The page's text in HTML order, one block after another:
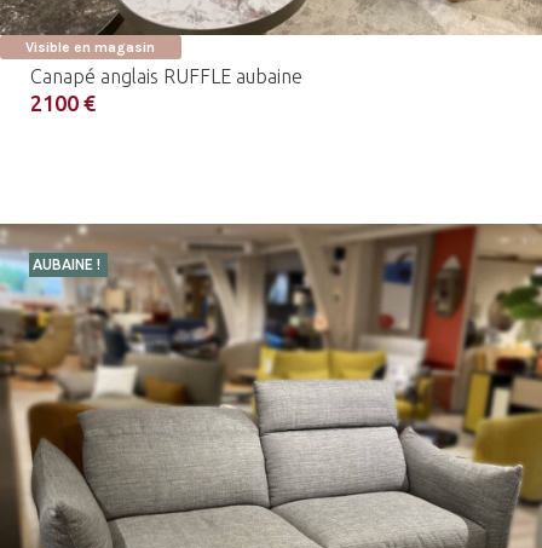
Visible en magasin
Canapé anglais RUFFLE aubaine
2100 €
AUBAINE !